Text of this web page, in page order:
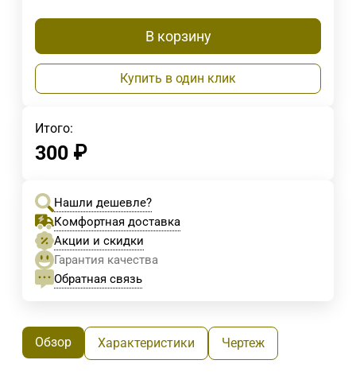
В корзину
Купить в один клик
Итого:
300 ₽
Нашли дешевле?
Комфортная доставка
Акции и скидки
Гарантия качества
Обратная связь
Обзор Характеристики Чертеж